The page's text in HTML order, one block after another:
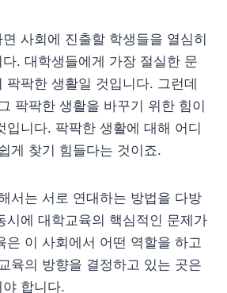
사회에 진출할 학생들을 열심히
. 대학생들에게 가장 절실한 문
팍팍한 생활일 것입니다. 그런데
팍팍한 생활을 바꾸기 위한 힘이
입니다. 팍팍한 생활에 대해 어디
게 찾기 힘들다는 것이죠.
서는 서로 연대하는 방법을 다방
시에 대학교육의 핵심적인 문제가
은 이 사회에서 어떤 역할을 하고
육의 방향을 결정하고 있는 곳은
합니다.